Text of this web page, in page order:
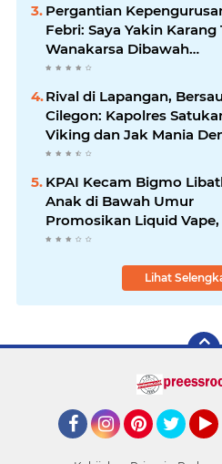
Pergantian
Febri: Saya Yakin Karang
Wanakarsa Dibawah
Kepemimpinan Bung
Jauh Membawa Manfaat
Rival di Lapangan,
Cilegon: Kapolres
Viking dan Jak Mania
Nobar Damai Piala
KPAI Kecam Bigmo
Anak di Bawah Umur
Promosikan Liquid
Aparat Bertindak Tegas
Lihat